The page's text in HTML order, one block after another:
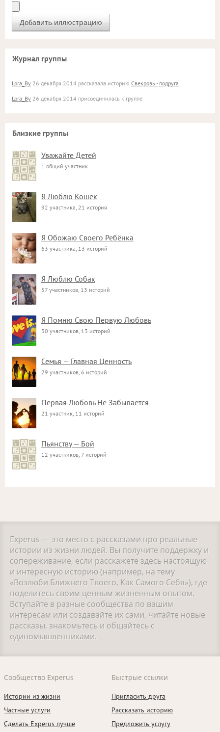
Журнал группы
Lora_By 26 декабря 2014 рассказала историю Свекровь - подруга
Lora_By 26 декабря 2014 присоединилась к группе
Близкие группы
Уважайте Детей
1 общий участник
Я Люблю Кошек
92 участника, 21 история
Я Обожаю Своего Ребёнка
63 участника, 13 историй
Я Люблю Собак
57 участников, 13 историй
Я Помню Свою Первую Любовь
30 участников, 13 историй
Семья — Главная Ценность
29 участников, 6 историй
Первая Любовь Не Забывается
21 участник, 11 историй
Пьянству — Бой
12 участников, 7 историй
Experus — это место с рассказами про реальные
истории из жизни людей. Вы получите поддержку и
сопереживание, если расскажете здесь настоящую
и интересную историю (например, на тему
«Возлюби Ближнего Твоего, Как Самого Себя»), где
поделитесь своим ценным жизненным опытом.
Вступайте в разные сообщества по вашим
интересам или создавайте их сами, читайте новые
рассказы, знакомьтесь и общайтесь с
единомышленниками.
Сообщество Experus
Истории из жизни
Частные услуги
Сделать Experus лучше
Быстрые ссылки
Пригласить друга
Рассказать историю
Предложить услугу